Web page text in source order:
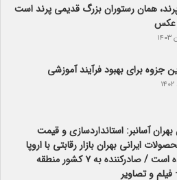
پرند، همان رستوران بزرگ قدیمی پرند است
عکس
جزوه برای بهبود فرآیند آموزشی
بهران آسانبر: استانداردسازی و قیمت
ایرانی بهران بازار رقابتی با اروپا
ایجاد کرده است / صادرکننده به ۷ کشور منطقه
و تصاویر